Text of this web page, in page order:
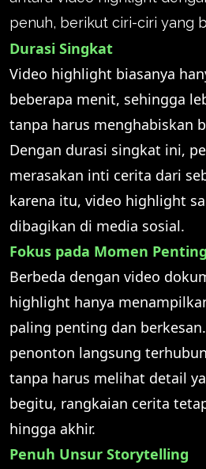
penuh, berikut ciri-ciri yang
Durasi Singkat
Video highlight biasanya
beberapa menit, sehingga
tanpa harus menghabiskan
Dengan durasi singkat ini,
merasakan inti cerita dari
karena itu, video highlight
dibagikan di media sosial.
Fokus pada Momen Penting
Berbeda dengan video
highlight hanya
paling penting dan
penonton langsung
tanpa harus melihat detail
begitu, rangkaian cerita
hingga akhir.
Penuh Unsur Storytelling